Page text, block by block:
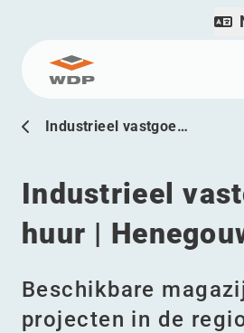
Ga naar inhoud
Industrieel vastgoe…
Industrieel
huur |
Beschikbare
projecten in de